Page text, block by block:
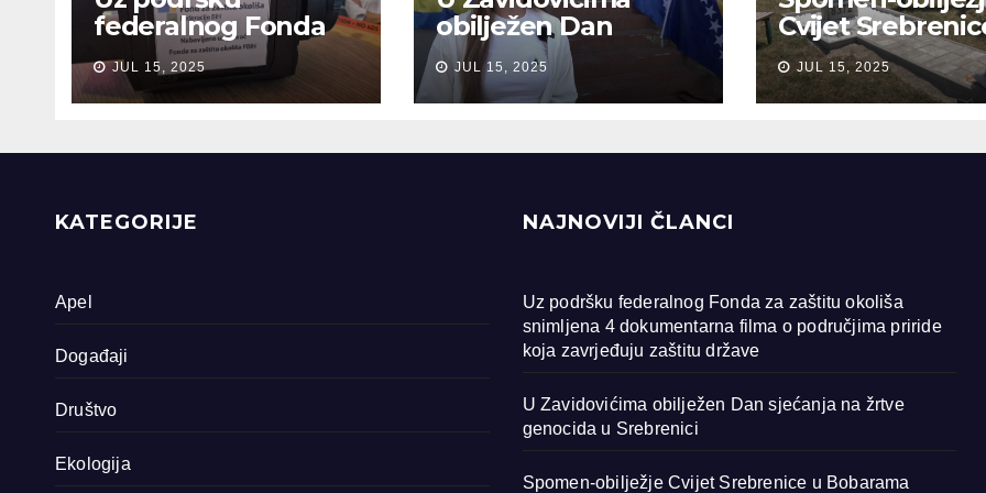
federalnog Fonda
za zaštitu okoliša
snimljena 4
dokumentarna
priride koja
države
JUL 15, 2025
obilježen Dan
sjećanja na žrtve
genocida u
Srebrenici
JUL 15, 2025
Cvijet
Bobarama
JUL 15, 2025
KATEGORIJE
Apel
Događaji
Društvo
Ekologija
NAJNOVIJI ČLANCI
Uz podršku federalnog Fonda za zaštitu okoliša
snimljena 4 dokumentarna filma o područjima priride
koja zavrjeđuju zaštitu države
U Zavidovićima obilježen Dan sjećanja na žrtve
genocida u Srebrenici
Spomen-obilježje Cvijet Srebrenice u Bobarama